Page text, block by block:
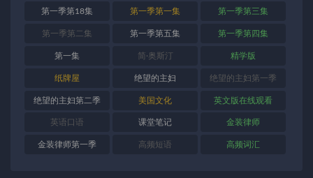
第一季第18集 第一季第一集 第一季第三集
第一季第二集 第一季第五集 第一季第四集
第一集 简·奥斯汀 精学版
纸牌屋 绝望的主妇 绝望的主妇第一季
绝望的主妇第二季 美国文化 英文版在线观看
英语口语 课堂笔记 金装律师
金装律师第一季 高频短语 高频词汇